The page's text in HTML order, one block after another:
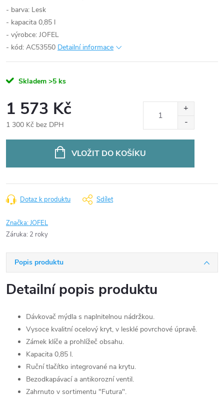
- barva: Lesk
- kapacita 0,85 l
- výrobce: JOFEL
- kód: AC53550 Detailní informace
Skladem >5 ks
1 573 Kč
1 300 Kč bez DPH
VLOŽIT DO KOŠÍKU
Dotaz k produktu Sdílet
Značka:JOFEL
Záruka: 2 roky
Popis produktu
Detailní popis produktu
Dávkovač mýdla s naplnitelnou nádržkou.
Vysoce kvalitní ocelový kryt, v lesklé povrchové úpravě.
Zámek klíče a prohlížeč obsahu.
Kapacita 0,85 l.
Ruční tlačítko integrované na krytu.
Bezodkapávací a antikorozní ventil.
Zahrnuto v sortimentu "Futura".